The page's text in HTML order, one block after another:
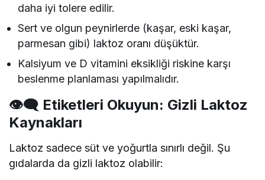
daha iyi tolere edilir.
Sert ve olgun peynirlerde (kaşar, eski kaşar,
parmesan gibi) laktoz oranı düşüktür.
Kalsiyum ve D vitamini eksikliği riskine karşı
beslenme planlaması yapılmalıdır.
👁‍🗨 Etiketleri Okuyun: Gizli Laktoz
Kaynakları
Laktoz sadece süt ve yoğurtla sınırlı değil. Şu
gıdalarda da gizli laktoz olabilir: